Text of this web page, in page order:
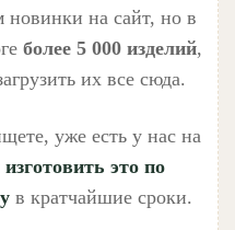
на сайт, но в
более 5 000 изделий,
их все сюда.
уже есть у нас на
изготовить это по
в кратчайшие сроки.